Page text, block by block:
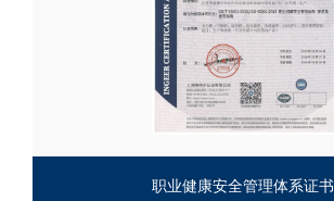
职业健康安全管理体系证书